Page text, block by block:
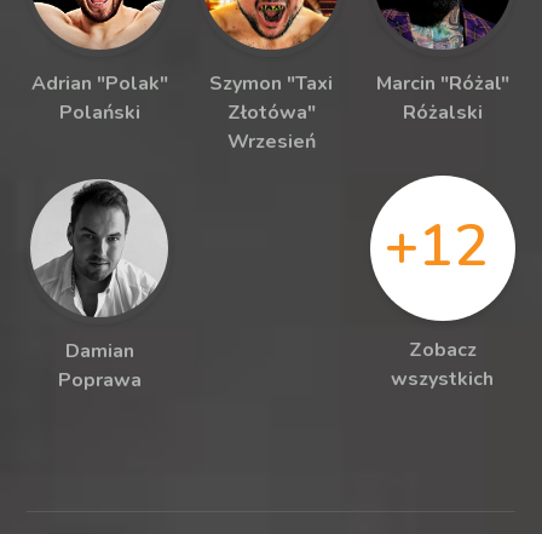
Adrian "Polak"
Polański
Szymon "Taxi
Złotówa"
Wrzesień
Marcin "Różal"
Różalski
Damian
Poprawa
+12
Zobacz
wszystkich